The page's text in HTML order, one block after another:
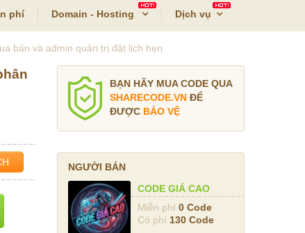
phí Domain - Hosting Dịch vụ
bán và admin quản trị đặt lịch hẹn
BẠN HÃY MUA CODE QUA
SHARECODE.VN ĐỂ
ĐƯỢC BẢO VỆ
NGƯỜI BÁN
CODE GIÁ CAO
Miễn phí 0 Code
Có phí 130 Code